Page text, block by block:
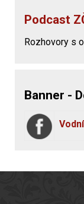
Podcast
Rozhovory s
Banner -